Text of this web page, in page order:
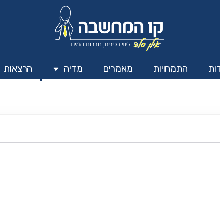
התמחויות מאמרים מדיה הרצאות
חייבים להפסיק